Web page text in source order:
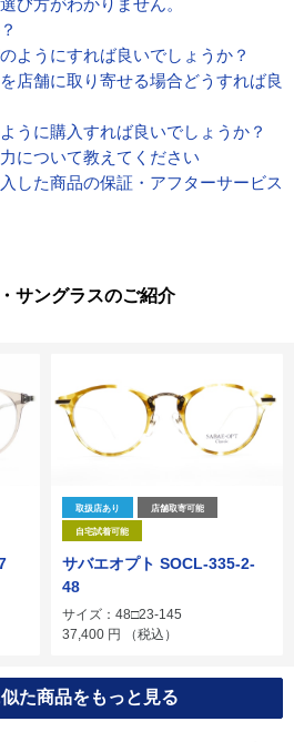
び方がわかりません。
ようにすれば良いでしょうか？
店舗に取り寄せる場合どうすれば良
うに購入すれば良いでしょうか？
について教えてください
した商品の保証・アフターサービス
サングラスのご紹介
取扱店あり 店舗取寄可能
自宅試着可能
サバエオプト SOCL-335-2-
48
サイズ：48□23-145
37,400 円 （税込）
た商品をもっと見る